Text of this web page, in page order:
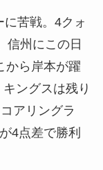
苦戦。4クォ
信州にこの日
から岸本が躍
ングスは残り
アリングラ
4点差で勝利